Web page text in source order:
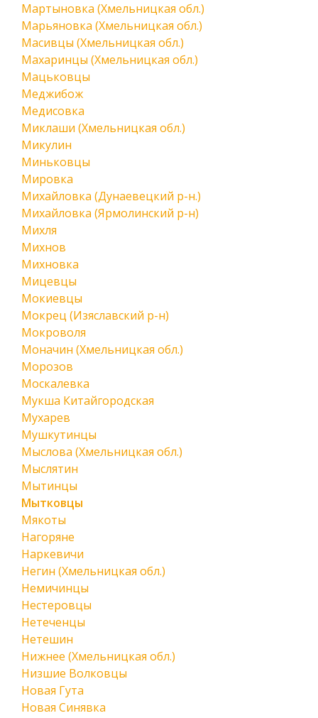
Мартыновка (Хмельницкая обл.)
Марьяновка (Хмельницкая обл.)
Масивцы (Хмельницкая обл.)
Махаринцы (Хмельницкая обл.)
Мацьковцы
Меджибож
Медисовка
Миклаши (Хмельницкая обл.)
Микулин
Миньковцы
Мировка
Михайловка (Дунаевецкий р-н.)
Михайловка (Ярмолинский р-н)
Михля
Михнов
Михновка
Мицевцы
Мокиевцы
Мокрец (Изяславский р-н)
Мокроволя
Моначин (Хмельницкая обл.)
Морозов
Москалевка
Мукша Китайгородская
Мухарев
Мушкутинцы
Мыслова (Хмельницкая обл.)
Мыслятин
Мытинцы
Мытковцы
Мякоты
Нагоряне
Наркевичи
Негин (Хмельницкая обл.)
Немичинцы
Нестеровцы
Нетеченцы
Нетешин
Нижнее (Хмельницкая обл.)
Низшие Волковцы
Новая Гута
Новая Синявка